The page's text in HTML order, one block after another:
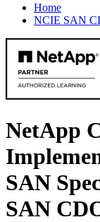
Home
NCIE SAN
NetApp
SAN
SAN